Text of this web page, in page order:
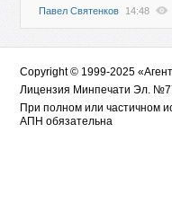
Павел Святенков 14:48
Copyright © 1999-2025
Лицензия Минпечати Эл.
При полном или частичном
АПН обязательна